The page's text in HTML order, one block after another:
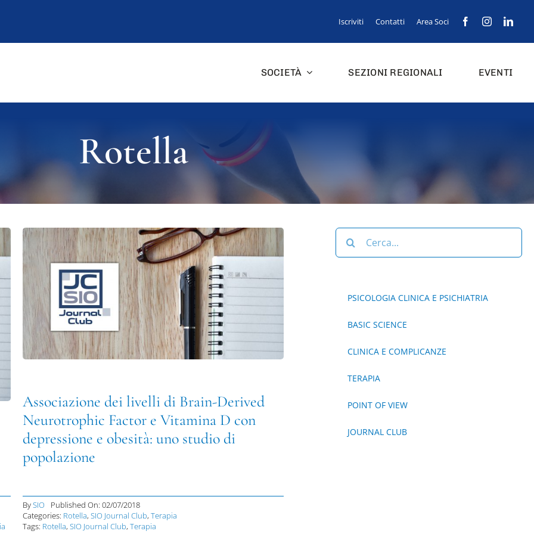
Iscriviti Contatti Area Soci
SOCIETÀ SEZIONI REGIONALI EVENTI
Rotella
Associazione dei livelli di Brain-Derived
Neurotrophic Factor e Vitamina D con
depressione e obesità: uno studio di
popolazione
BySIO
Published On: 02/07/2018
Categories: Rotella,SIO Journal Club,Terapia
Tags: Rotella,SIO Journal Club,Terapia
Cerca
per:
PSICOLOGIA CLINICA E PSICHIATRIA
BASIC SCIENCE
CLINICA E COMPLICANZE
TERAPIA
POINT OF VIEW
JOURNAL CLUB